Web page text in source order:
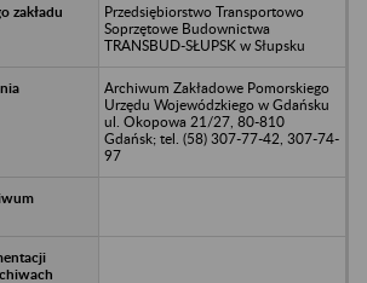
Przedsiębiorstwo Transportowo
Soprzętowe Budownictwa
TRANSBUD-SŁUPSK w Słupsku
Archiwum Zakładowe Pomorskiego
Urzędu Wojewódzkiego w Gdańsku
ul. Okopowa 21/27, 80-810
Gdańsk; tel. (58) 307-77-42, 307-74-
97